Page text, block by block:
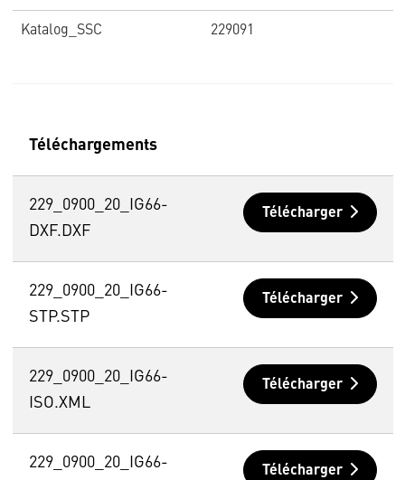
Katalog_SSC 229091
Téléchargements
229_0900_20_IG66-
DXF.DXF
Télécharger
229_0900_20_IG66-
STP.STP
Télécharger
229_0900_20_IG66-
ISO.XML
Télécharger
229_0900_20_IG66-
Télécharger